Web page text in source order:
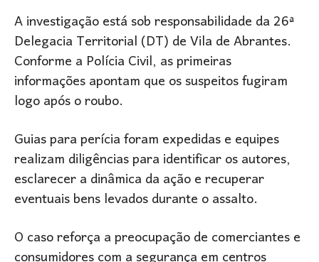
A investigação está sob responsabilidade da 26ª
Delegacia Territorial (DT) de Vila de Abrantes.
Conforme a Polícia Civil, as primeiras
informações apontam que os suspeitos fugiram
logo após o roubo.
Guias para perícia foram expedidas e equipes
realizam diligências para identificar os autores,
esclarecer a dinâmica da ação e recuperar
eventuais bens levados durante o assalto.
O caso reforça a preocupação de comerciantes e